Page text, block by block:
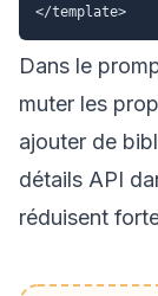
Dans le
muter les
ajouter de
détails API
réduisent